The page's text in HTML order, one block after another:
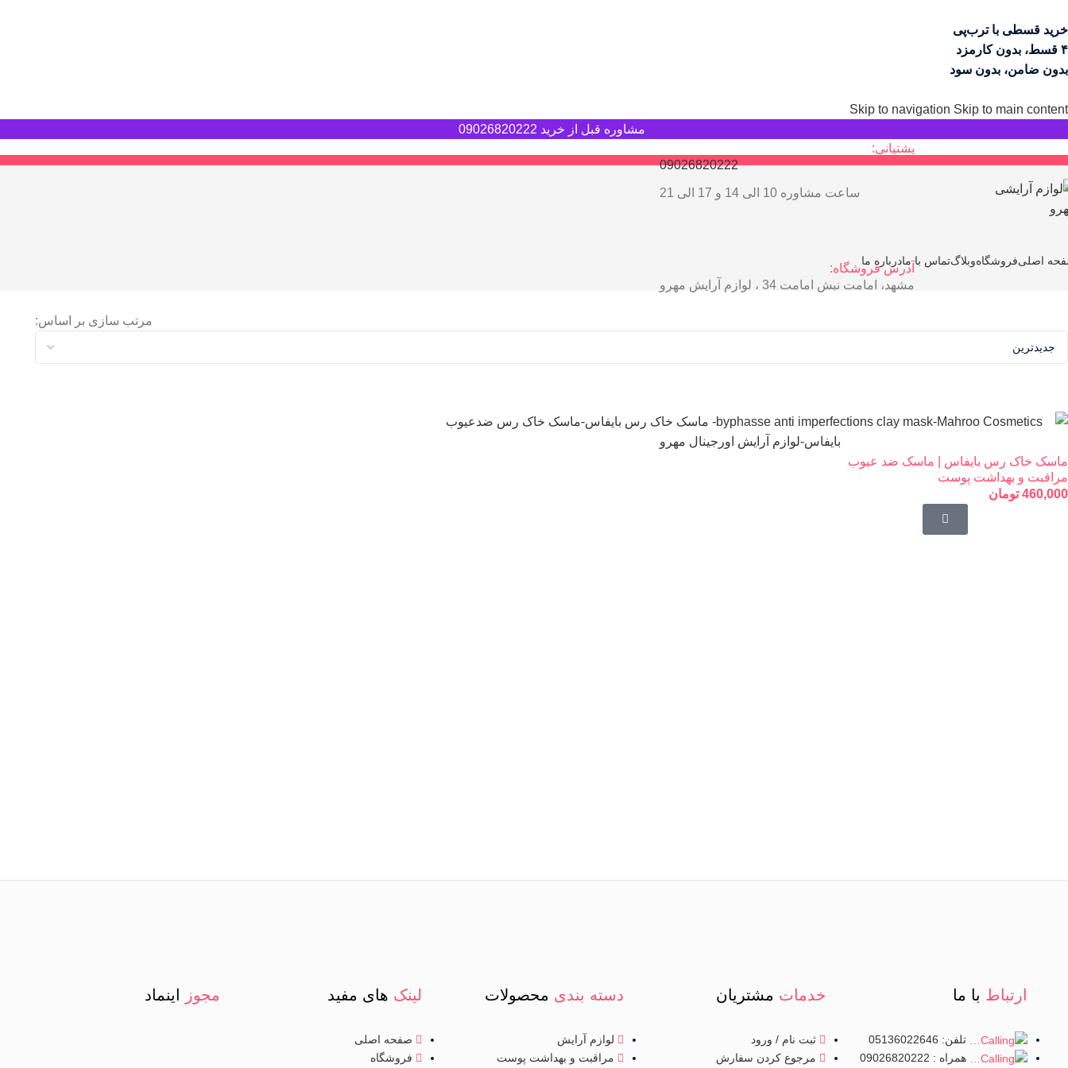
خرید قسطی با ترب‌پی
۴ قسط، بدون کارمزد
بدون ضامن، بدون سود
Skip to navigation Skip to main content
مشاوره قبل از خرید 09026820222
پشتیانی:
09026820222
ساعت مشاوره 10 الی 14 و 17 الی 21
آدرس فروشگاه:
مشهد، امامت نبش امامت 34 ، لوازم آرایش مهرو
اصلیفروشگاهوبلاگتماس با مادرباره ما
مرتب سازی بر اساس:
ماسک خاک رس بایفاس | ماسک ضد عیوب
مراقبت و بهداشت پوست
460,000 تومان
ارتباط با ما
تلفن: 05136022646
همراه : 09026820222
خدمات مشتریان
ثبت نام / ورود
مرجوع کردن سفارش
دسته بندی محصولات
لوازم آرایش
مراقبت و بهداشت پوست
لینک های مفید
صفحه اصلی
فروشگاه
مجوز اینماد